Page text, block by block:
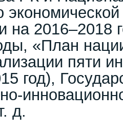
на
«План
пяти
год),
д.